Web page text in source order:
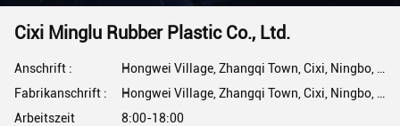
Cixi Minglu Rubber Plastic Co., Ltd.
Anschrift :
Hongwei Village, Zhangqi Town, Cixi, Ningbo, Zhejiang, China
Fabrikanschrift :
Hongwei Village, Zhangqi Town, Cixi, Ningbo, Zhejiang, China
Arbeitszeit
8:00-18:00